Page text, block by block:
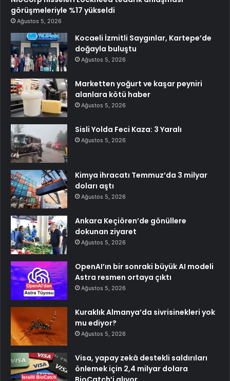
görüşmeleriyle %17 yükseldi
Ağustos 5, 2026
Kocaeli İzmitli Saygınlar, Kartepe’de
doğayla buluştu
Ağustos 5, 2026
Marketten yoğurt ve kaşar peyniri
alanlara kötü haber
Ağustos 5, 2026
Sisli Yolda Feci Kaza: 3 Yaralı
Ağustos 5, 2026
Kimya ihracatı Temmuz’da 3 milyar
doları aştı
Ağustos 5, 2026
Ankara Keçiören’de gönüllere
dokunan ziyaret
Ağustos 5, 2026
OpenAI’ın bir sonraki büyük AI modeli
Astra resmen ortaya çıktı
Ağustos 5, 2026
Kuraklık Almanya’da sivrisinekleri yok
mu ediyor?
Ağustos 5, 2026
Visa, yapay zekâ destekli saldırıları
önlemek için 2,4 milyar dolara